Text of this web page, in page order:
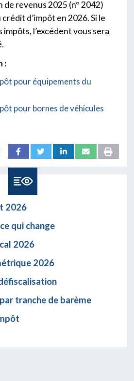
revenus 2025 (n° 2042)
d’impôt en 2026. Si le
impôts, l’excédent vous sera
:
pour équipements du
pour bornes de véhicules
2026
qui change
2026
2026
tranche de barème